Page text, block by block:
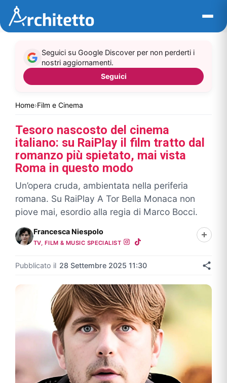
contenuto
Home›Film e Cinema
Seguici su Google Discover per non perderti i
nostri aggiornamenti.
Seguici
Tesoro nascosto del cinema
italiano: su RaiPlay il film tratto dal
romanzo più spietato, mai vista
Roma in questo modo
Un’opera cruda, ambientata nella periferia
romana. Su RaiPlay A Tor Bella Monaca non
piove mai, esordio alla regia di Marco Bocci.
Francesca Niespolo
TV, FILM & MUSIC SPECIALIST
Pubblicato il 28 Settembre 2025 11:30